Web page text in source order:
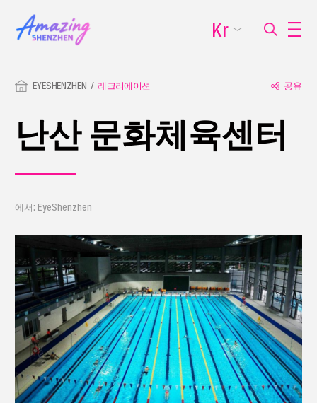
EYESHENZHEN 레크리에이션 공유
난산 문화체육센터
에서: EyeShenzhen
Kr